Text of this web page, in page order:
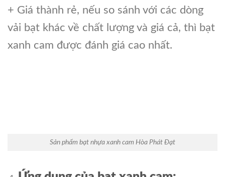
+ Giá thành rẻ, nếu so sánh với các dòng
vải bạt khác về chất lượng và giá cả, thì bạt
xanh cam được đánh giá cao nhất.
Sản phẩm bạt nhựa xanh cam Hòa Phát Đạt